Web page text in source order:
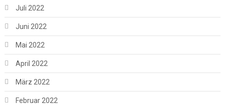
Juli 2022
Juni 2022
Mai 2022
April 2022
März 2022
Februar 2022